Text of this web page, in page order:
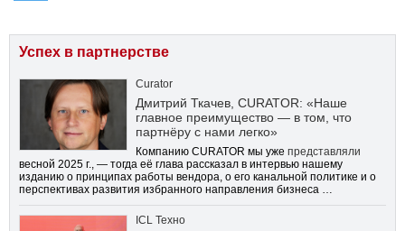
Успех в партнерстве
Curator
Дмитрий Ткачев, CURATOR: «Наше
главное преимущество — в том, что
партнёру с нами легко»
Компанию CURATOR мы уже представляли
весной 2025 г., — тогда её глава рассказал в интервью нашему
изданию о принципах работы вендора, о его канальной политике и о
перспективах развития избранного направления бизнеса …
ICL Техно